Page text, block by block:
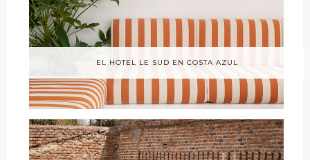
EL HOTEL LE SUD EN COSTA AZUL